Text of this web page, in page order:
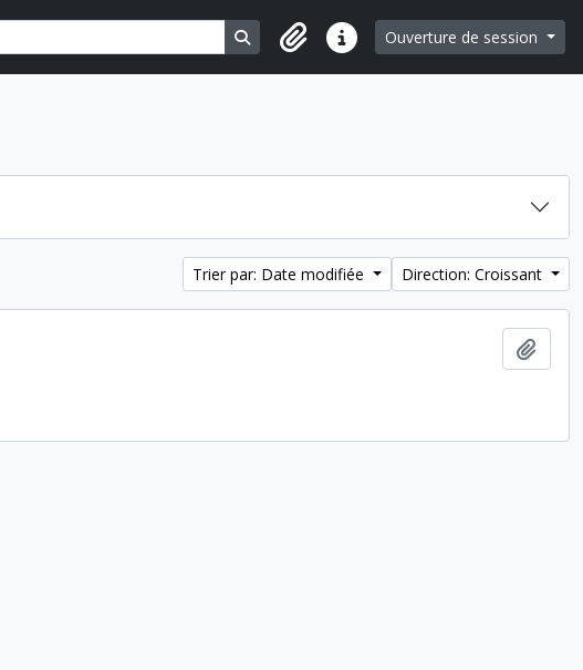
Search in browse page
Liens rapidesOuverture de session
Trier par: Date modifiée Direction: Croissant